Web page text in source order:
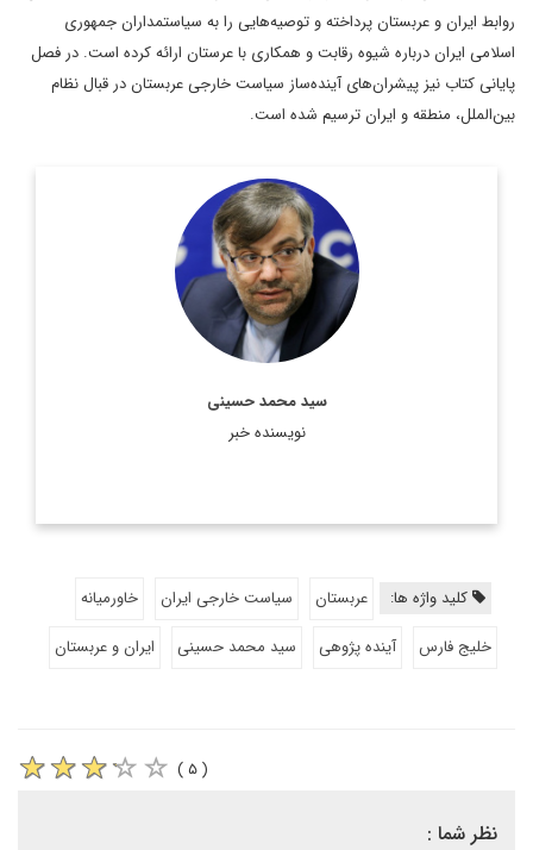
روابط ایران و عربستان پرداخته و توصیه‌هایی را به سیاستمداران جمهوری
اسلامی ایران درباره شیوه رقابت و همکاری با عرستان ارائه کرده است. در فصل
پایانی کتاب نیز پیشران‌های آینده‌ساز سیاست خارجی عربستان در قبال نظام
بین‌الملل، منطقه و ایران ترسیم شده است.
سید محمد حسینی
نویسنده خبر
سفیر اسبق ایران در عربستان و امارات و کارشناس ارشد مطالعات
منطقه
اطلاعات بیشتر
کلید واژه ها: عربستان سیاست خارجی ایران
خاورمیانه
خلیج فارس
آینده پژوهی سید محمد حسینی ایران و عربستان
( ۵ )
نظر شما :